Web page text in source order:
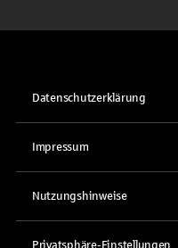
Datenschutzerklärung
Impressum
Nutzungshinweise